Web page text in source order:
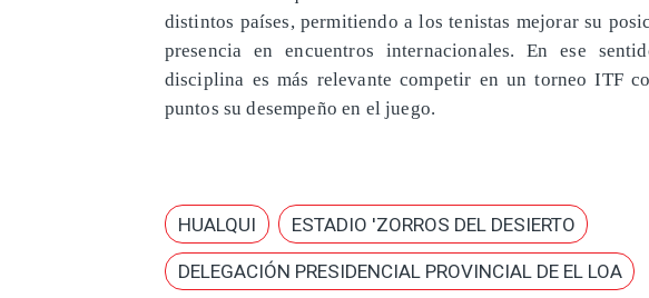
distintos países, permitiendo a los tenistas mejorar su
presencia en encuentros internacionales. En ese
disciplina es más relevante competir en un torneo ITF
puntos su desempeño en el juego.
HUALQUI ESTADIO 'ZORROS DEL DESIERTO
DELEGACIÓN PRESIDENCIAL PROVINCIAL DE EL LOA